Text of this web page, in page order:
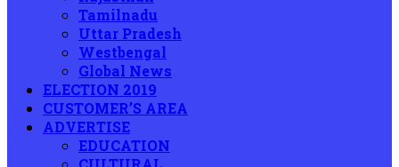
Tamilnadu
Uttar Pradesh
Westbengal
Global News
ELECTION 2019
CUSTOMER’S AREA
ADVERTISE
EDUCATION